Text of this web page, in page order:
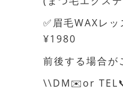
✅眉毛WAXレ
¥1980
前後する場合が
\\DM✉️or